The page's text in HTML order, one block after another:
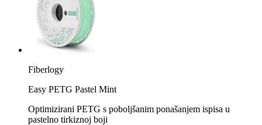
Fiberlogy
Easy PETG Pastel Mint
Optimizirani PETG s poboljšanim ponašanjem ispisa u
pastelno tirkiznoj boji